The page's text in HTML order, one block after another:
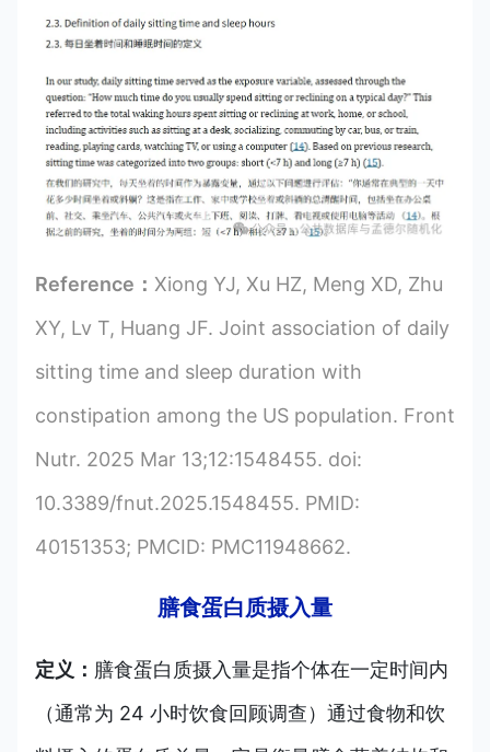
Reference： Xiong YJ, Xu HZ, Meng XD, Zhu
XY, Lv T, Huang JF. Joint association of daily
sitting time and sleep duration with
constipation among the US population. Front
Nutr. 2025 Mar 13;12:1548455. doi:
10.3389/fnut.2025.1548455. PMID:
40151353; PMCID: PMC11948662.
膳食蛋白质摄入量
定义： 膳食蛋白质摄入量是指个体在一定时间内
（通常为 24 小时饮食回顾调查）通过食物和饮